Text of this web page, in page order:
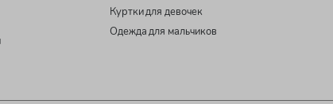
Куртки для девочек
Одежда для мальчиков